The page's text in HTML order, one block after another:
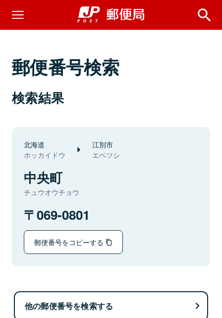
郵便番号検索
検索結果
北海道
ホッカイドウ
江別市
エベツシ
中央町
チュウオウチョウ
069-0801
郵便番号をコピーする
他の郵便番号を検索する